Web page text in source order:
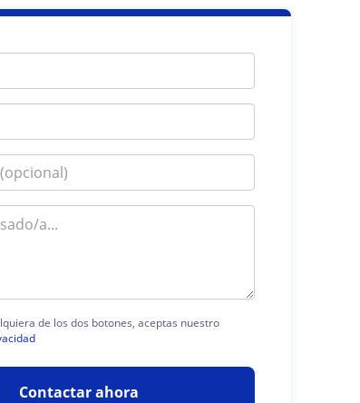
de los dos botones, aceptas nuestro
Contactar ahora